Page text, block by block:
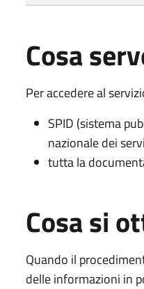
Cosa
Per accedere al
SPID (sistema
nazionale dei
tutta la
Cosa si
Quando il
delle informazioni in